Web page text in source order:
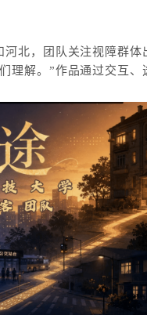
北，团队关注视障群体
理解。”作品通过交互、